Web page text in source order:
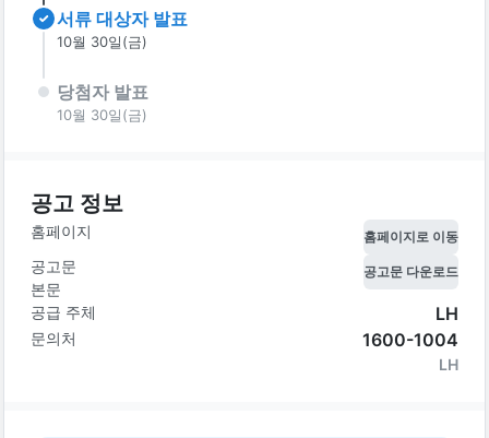
서류 대상자 발표
10월 30일(금)
당첨자 발표
10월 30일(금)
공고 정보
홈페이지 홈페이지로 이동
공고문
본문
공고문 다운로드
공급 주체 LH
문의처 1600-1004
LH